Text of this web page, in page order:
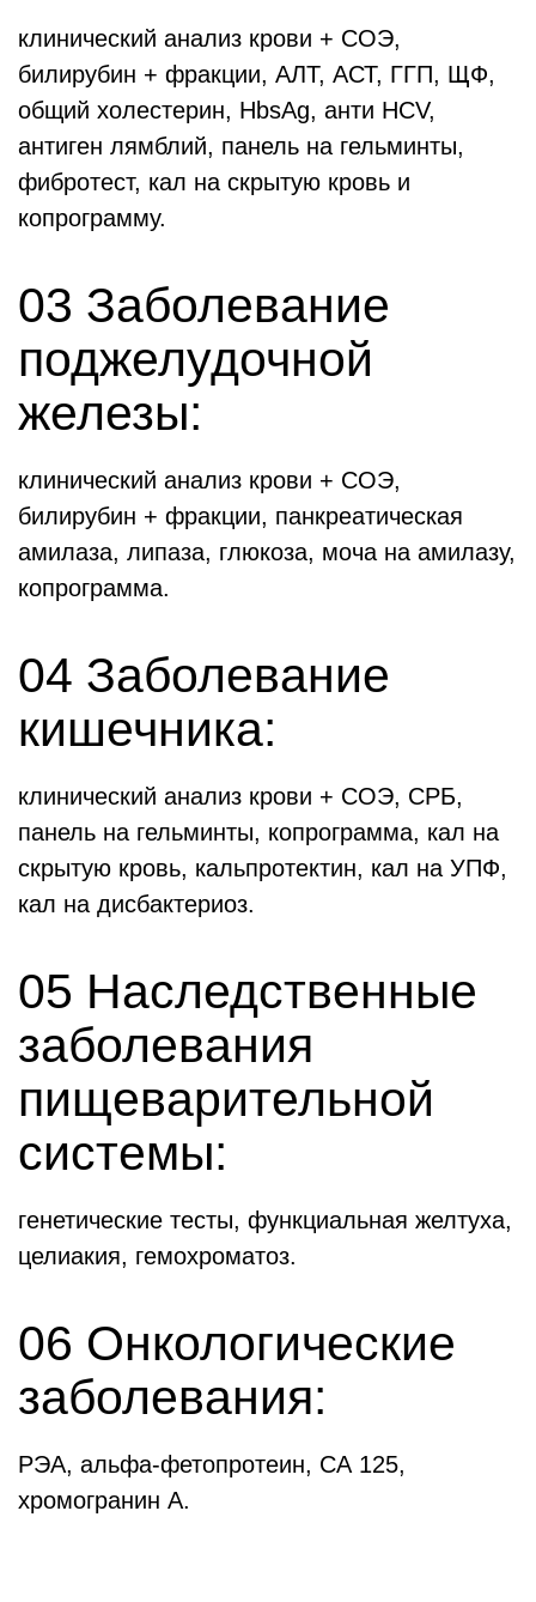
клинический анализ крови + СОЭ,
билирубин + фракции, АЛТ, АСТ, ГГП, ЩФ,
общий холестерин, HbsAg, анти HCV,
антиген лямблий, панель на гельминты,
фибротест, кал на скрытую кровь и
копрограмму.
03 Заболевание
поджелудочной
железы:
клинический анализ крови + СОЭ,
билирубин + фракции, панкреатическая
амилаза, липаза, глюкоза, моча на амилазу,
копрограмма.
04 Заболевание
кишечника:
клинический анализ крови + СОЭ, СРБ,
панель на гельминты, копрограмма, кал на
скрытую кровь, кальпротектин, кал на УПФ,
кал на дисбактериоз.
05 Наследственные
заболевания
пищеварительной
системы:
генетические тесты, функциальная желтуха,
целиакия, гемохроматоз.
06 Онкологические
заболевания:
РЭА, альфа-фетопротеин, СА 125,
хромогранин А.